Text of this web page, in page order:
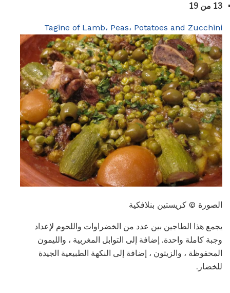
13 من 19
Tagine of Lamb، Peas، Potatoes and Zucchini
الصورة © كريستين بنلافكية
يجمع هذا الطاجين بين عدد من الخضراوات واللحوم لإعداد
وجبة كاملة واحدة. إضافة إلى التوابل المغربية ، والليمون
المحفوظة ، والزيتون ، إضافة إلى النكهة الطبيعية الجيدة
للخضار.